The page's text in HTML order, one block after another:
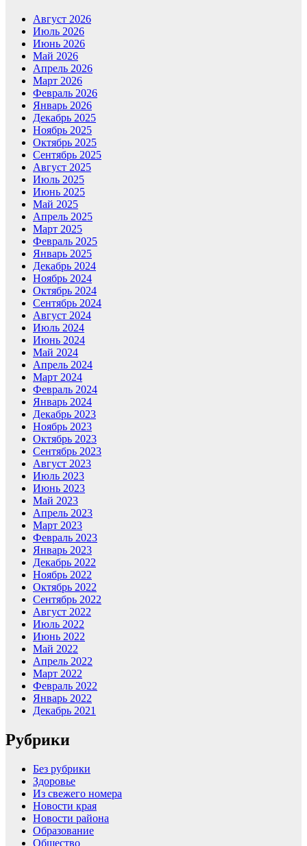
Август 2026
Июль 2026
Июнь 2026
Май 2026
Апрель 2026
Март 2026
Февраль 2026
Январь 2026
Декабрь 2025
Ноябрь 2025
Октябрь 2025
Сентябрь 2025
Август 2025
Июль 2025
Июнь 2025
Май 2025
Апрель 2025
Март 2025
Февраль 2025
Январь 2025
Декабрь 2024
Ноябрь 2024
Октябрь 2024
Сентябрь 2024
Август 2024
Июль 2024
Июнь 2024
Май 2024
Апрель 2024
Март 2024
Февраль 2024
Январь 2024
Декабрь 2023
Ноябрь 2023
Октябрь 2023
Сентябрь 2023
Август 2023
Июль 2023
Июнь 2023
Май 2023
Апрель 2023
Март 2023
Февраль 2023
Январь 2023
Декабрь 2022
Ноябрь 2022
Октябрь 2022
Сентябрь 2022
Август 2022
Июль 2022
Июнь 2022
Май 2022
Апрель 2022
Март 2022
Февраль 2022
Январь 2022
Декабрь 2021
Рубрики
Без рубрики
Здоровье
Из свежего номера
Новости края
Новости района
Образование
Общество